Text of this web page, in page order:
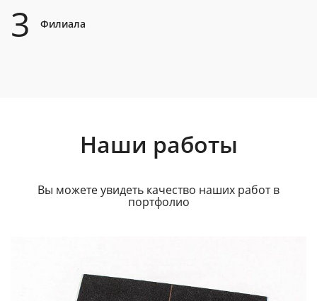
3 Филиала
Наши работы
Вы можете увидеть качество наших работ в
портфолио